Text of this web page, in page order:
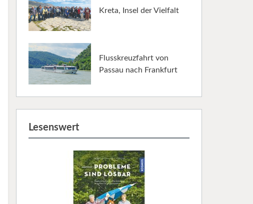
Kreta, Insel der Vielfalt
Flusskreuzfahrt von
Passau nach Frankfurt
Lesenswert